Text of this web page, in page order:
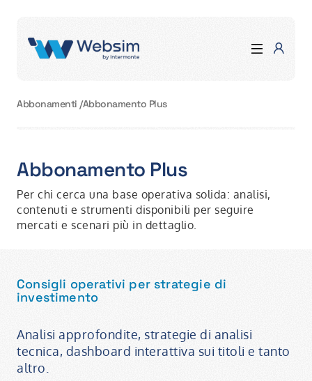
Abbonamenti /Abbonamento Plus
Abbonamento Plus
Per chi cerca una base operativa solida: analisi,
contenuti e strumenti disponibili per seguire
mercati e scenari più in dettaglio.
Consigli operativi per strategie di
investimento
Analisi approfondite, strategie di analisi
tecnica, dashboard interattiva sui titoli e tanto
altro.